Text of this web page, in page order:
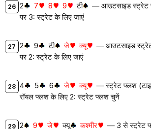
2 7 8 9 टी
— आउटसाइड स्ट्रेट
पर 3: स्ट्रेट के लिए जाएं
2 9 टी जे क्यू
— आउटसाइड
पर 2: स्ट्रेट के लिए जाएं
4 5 6 जे क्यू
— स्ट्रेट फ्लश
रॉयल फ्लश के लिए 2: स्ट्रेट फ्लश चुनें
2 9 जे क्यू कश्मीर
— 3 से स्ट्रेट